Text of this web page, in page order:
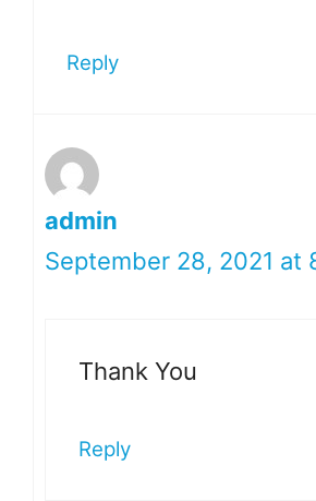
Reply
admin
September 28, 2021 at
Thank You
Reply